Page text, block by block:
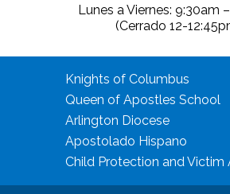
Lunes a Viernes: 9:30am
(Cerrado 12-
Knights of Columbus
Queen of Apostles School
Arlington Diocese
Apostolado Hispano
Child Protection and Victim